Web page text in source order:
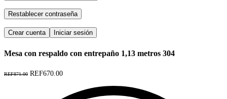
Restablecer contraseña
Crear cuenta Iniciar sesión
Mesa con respaldo con entrepaño 1,13 metros 304
REF871.00 REF670.00